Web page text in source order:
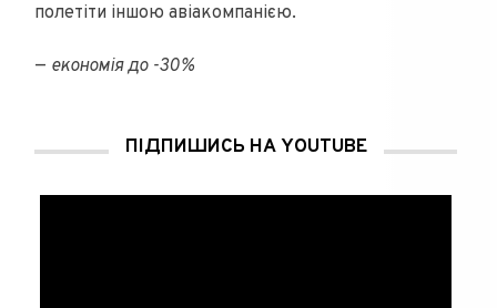
полетіти іншою авіакомпанією.
— економія до -30%
ПІДПИШИСЬ НА YOUTUBE